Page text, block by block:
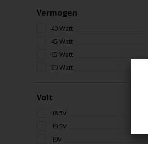
Vermogen
40 Watt
45 Watt
65 Watt
90 Watt
Volt
18.5V
19.5V
19V